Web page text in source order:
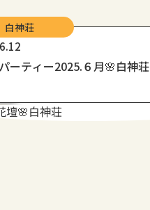
白神荘
ーティー2025.６月🌸白神荘